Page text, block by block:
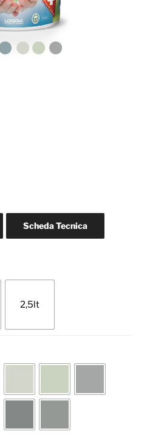
Scheda Tecnica
2,5lt